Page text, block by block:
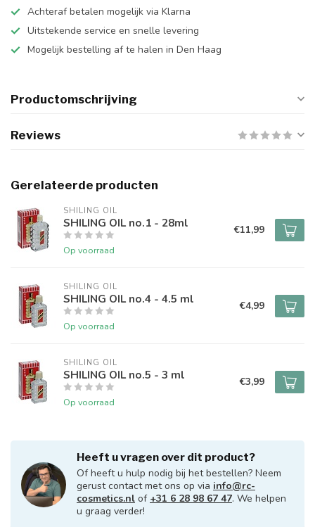
Achteraf betalen mogelijk via Klarna
Uitstekende service en snelle levering
Mogelijk bestelling af te halen in Den Haag
Productomschrijving
Reviews
Gerelateerde producten
SHILING OIL
SHILING OIL no.1 - 28ml
Op voorraad
€11,99
SHILING OIL
SHILING OIL no.4 - 4.5 ml
Op voorraad
€4,99
SHILING OIL
SHILING OIL no.5 - 3 ml
Op voorraad
€3,99
Heeft u vragen over dit product?
Of heeft u hulp nodig bij het bestellen? Neem
gerust contact met ons op via info@rc-
cosmetics.nl of +31 6 28 98 67 47. We helpen
u graag verder!